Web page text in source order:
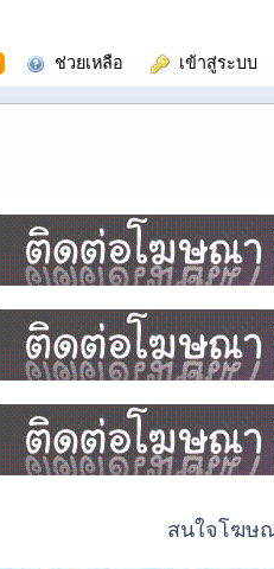
ช่วยเหลือ เข้าสู่ระบบ
สนใจโฆษณ